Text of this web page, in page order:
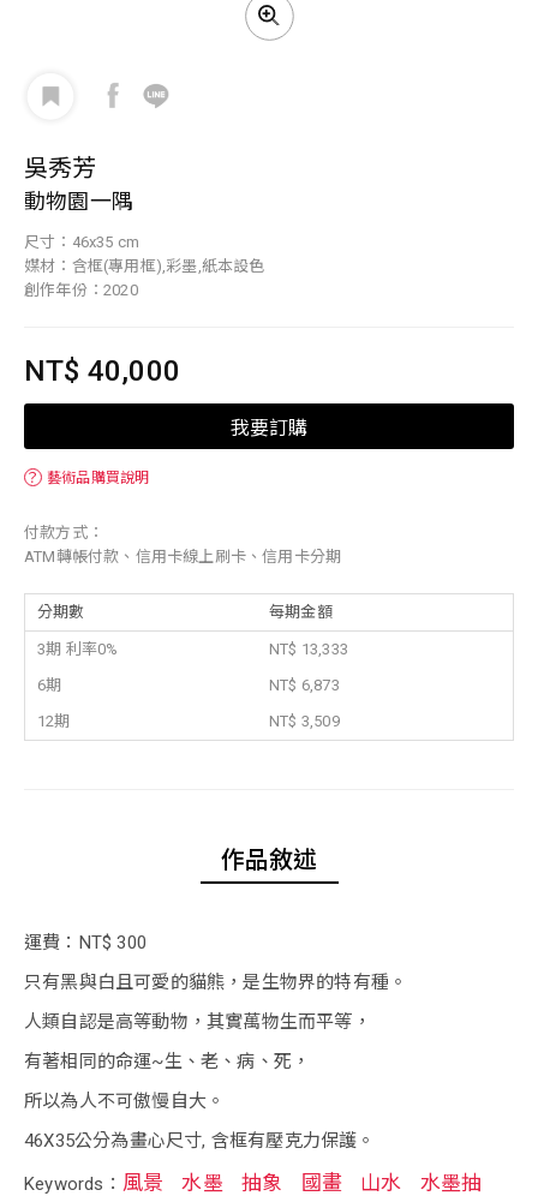
吳秀芳
動物園一隅
尺寸：46x35 cm
媒材：含框(專用框),彩墨,紙本設色
創作年份：2020
NT$ 40,000
我要訂購
？ 藝術品購買說明
付款方式：
ATM轉帳付款、信用卡線上刷卡、信用卡分期
分期數 每期金額
3期 利率0%
NT$ 13,333
6期
NT$ 6,873
12期
NT$ 3,509
作品敘述
運費：NT$ 300
只有黑與白且可愛的貓熊，是生物界的特有種。
人類自認是高等動物，其實萬物生而平等，
有著相同的命運~生、老、病、死，
所以為人不可傲慢自大。
46X35公分為畫心尺寸, 含框有壓克力保護。
Keywords： 風景 水墨 抽象 國畫 山水
水墨抽